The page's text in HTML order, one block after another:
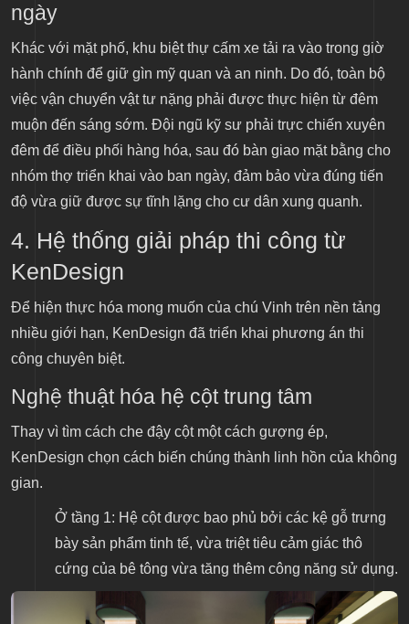
ngày
Khác với mặt phố, khu biệt thự cấm xe tải ra vào trong giờ
hành chính để giữ gìn mỹ quan và an ninh. Do đó, toàn bộ
việc vận chuyển vật tư nặng phải được thực hiện từ đêm
muộn đến sáng sớm. Đội ngũ kỹ sư phải trực chiến xuyên
đêm để điều phối hàng hóa, sau đó bàn giao mặt bằng cho
nhóm thợ triển khai vào ban ngày, đảm bảo vừa đúng tiến
độ vừa giữ được sự tĩnh lặng cho cư dân xung quanh.
4. Hệ thống giải pháp thi công từ
KenDesign
Để hiện thực hóa mong muốn của chú Vinh trên nền tảng
nhiều giới hạn, KenDesign đã triển khai phương án thi
công chuyên biệt.
Nghệ thuật hóa hệ cột trung tâm
Thay vì tìm cách che đậy cột một cách gượng ép,
KenDesign chọn cách biến chúng thành linh hồn của không
gian.
Ở tầng 1: Hệ cột được bao phủ bởi các kệ gỗ trưng
bày sản phẩm tinh tế, vừa triệt tiêu cảm giác thô
cứng của bê tông vừa tăng thêm công năng sử dụng.